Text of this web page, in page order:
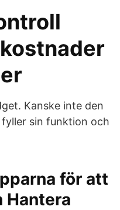
Kanske inte den
sin funktion och
för att
Hantera